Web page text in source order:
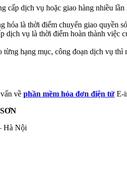
cấp dịch vụ hoặc giao hàng nhiều
hóa là thời điểm chuyển giao quyền
dịch vụ là thời điểm hoàn thành việc
từng hạng mục, công đoạn dịch vụ
về phần mềm hóa đơn điện tử E-
Hà Nội